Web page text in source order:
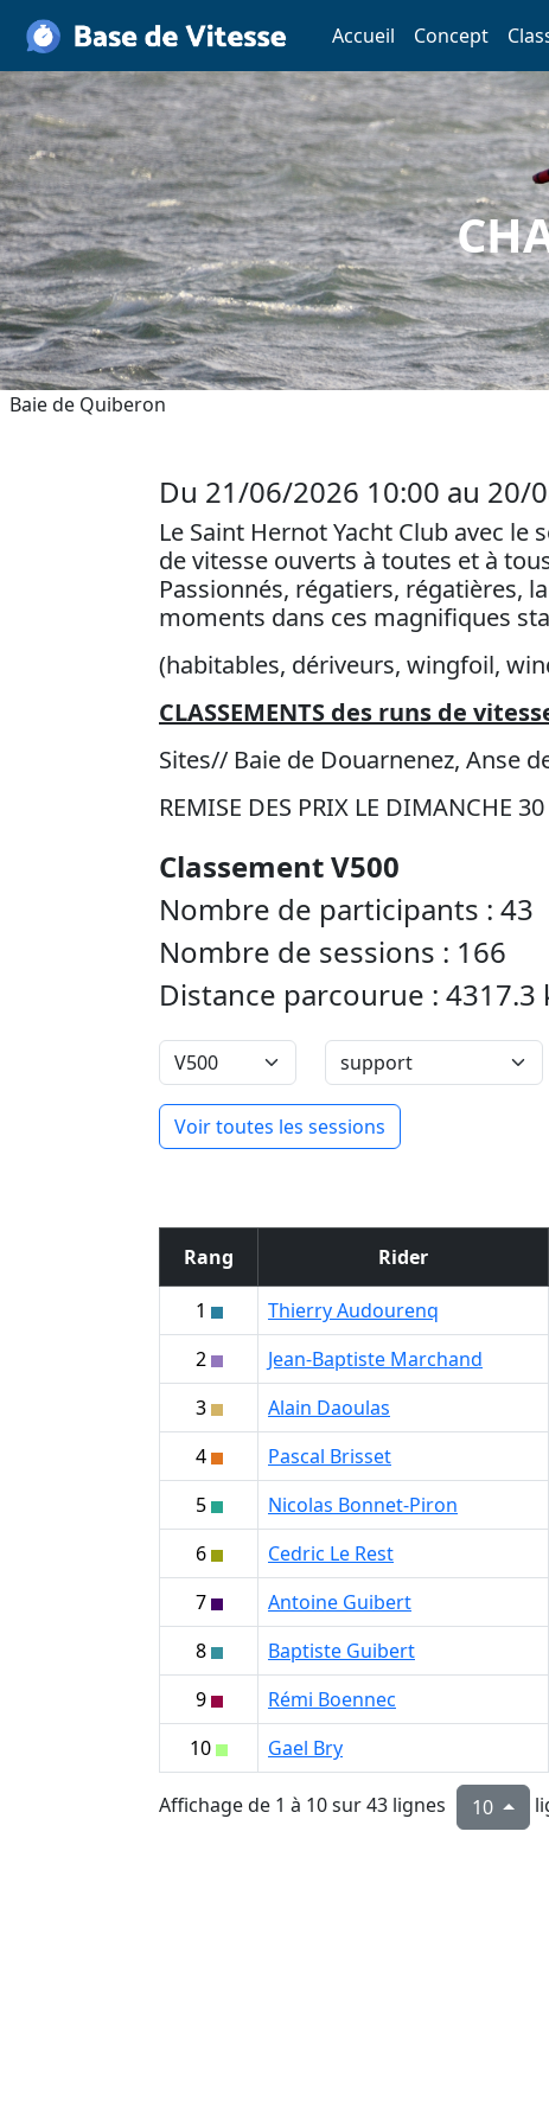
Accueil Concept
Baie de Quiberon
Du 21/06/2026 10:00 au 20/
Le Saint Hernot Yacht Club avec le
de vitesse ouverts à toutes et à
Passionnés, régatiers, régatières,
moments dans ces magnifiques
(habitables, dériveurs, wingfoil,
CLASSEMENTS des runs de
Sites// Baie de Douarnenez, Anse
REMISE DES PRIX LE DIMANCHE
Classement V500
Nombre de participants : 43
Nombre de sessions : 166
Distance parcourue : 4317.3
Voir toutes les sessions
Rang Rider
1 Thierry Audourenq
2
Jean-Baptiste Marchand
3
Alain Daoulas
4
Pascal Brisset
5
Nicolas Bonnet-Piron
6
Cedric Le Rest
7
Antoine Guibert
8
Baptiste Guibert
9
Rémi Boennec
10
Gael Bry
Affichage de 1 à 10 sur 43 lignes 10